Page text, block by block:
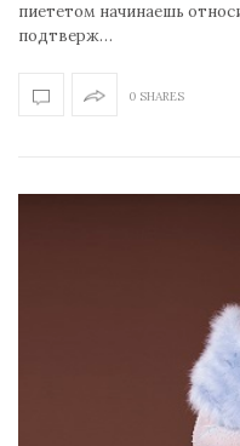
пиететом начинаешь
подтверж…
0 SHARES